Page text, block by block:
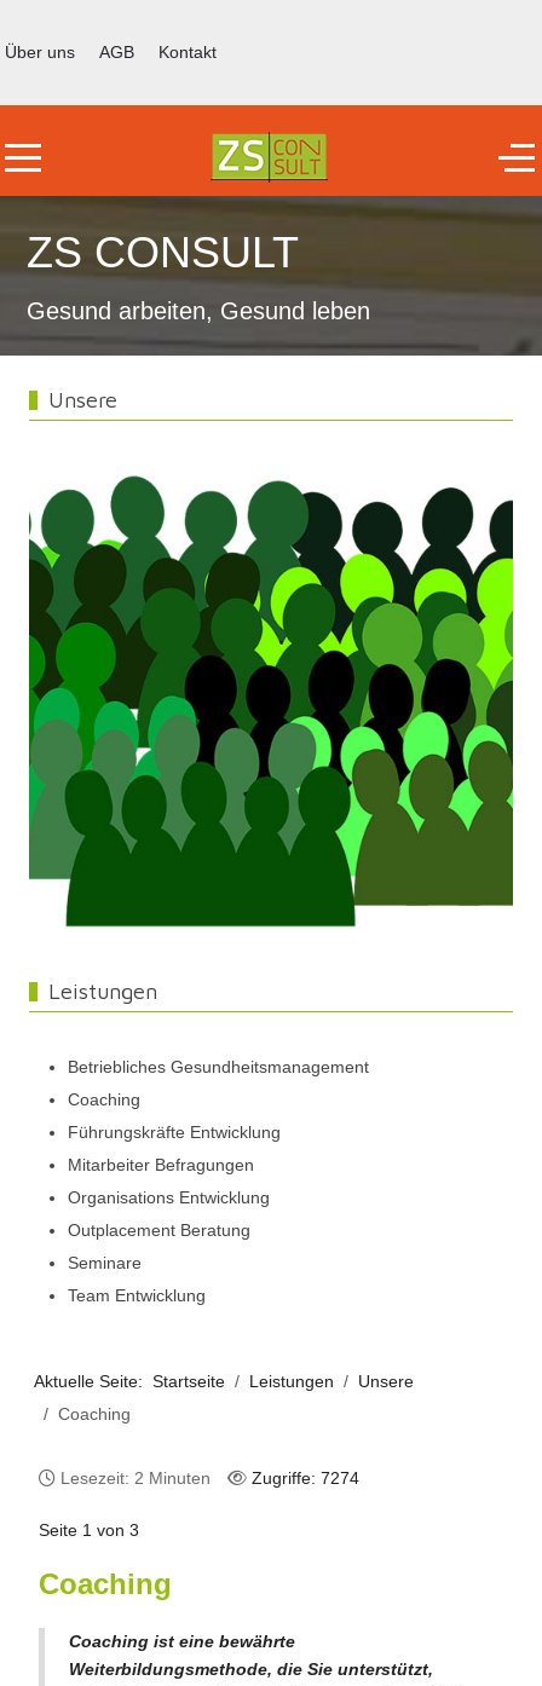
Über uns AGB Kontakt
Mobile Menu Toggle
ZS CONSULT
Gesund arbeiten, Gesund leben
Unsere
Leistungen
Betriebliches Gesundheitsmanagement
Coaching
Führungskräfte Entwicklung
Mitarbeiter Befragungen
Organisations Entwicklung
Outplacement Beratung
Seminare
Team Entwicklung
Aktuelle Seite:Startseite Leistungen
Unsere
Coaching
Lesezeit: 2 Minuten Zugriffe: 7274
Seite 1 von 3
Coaching
Coaching ist eine bewährte
Weiterbildungsmethode, die Sie unterstützt,